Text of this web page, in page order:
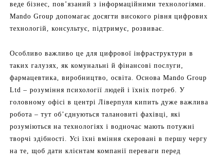
веде бізнес, пов’язаний з інформаційними технологіями.
Mando Group допомагає досягти високого рівня цифрових
технологій, консультує, підтримує, розвиває.
Особливо важливо це для цифрової інфраструктури в
таких галузях, як комунальні й фінансові послуги,
фармацевтика, виробництво, освіта. Основа Mando Group
Ltd – розуміння психології людей і їхніх потреб. У
головному офісі в центрі Ліверпуля кипить дуже важлива
робота – тут об’єднуються талановиті фахівці, які
розуміються на технологіях і водночас мають потужні
творчі здібності. Усі їхні вміння скеровані в першу чергу
на те, щоб дати клієнтам компанії переваги перед